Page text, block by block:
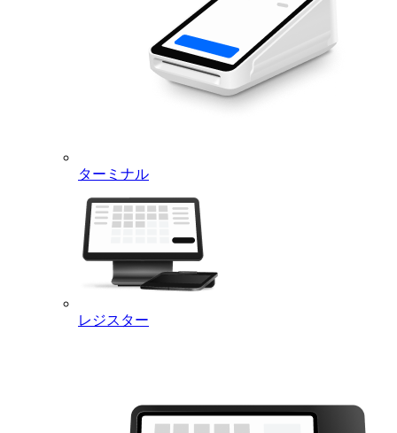
ターミナル
レジスター